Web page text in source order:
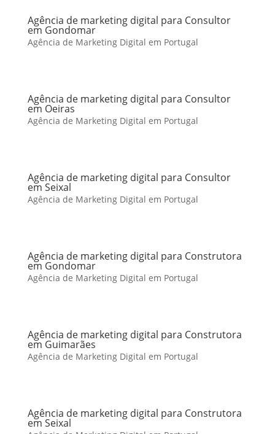
Agência de marketing digital para Consultor
em Gondomar
Agência de Marketing Digital em Portugal
Agência de marketing digital para Consultor
em Oeiras
Agência de Marketing Digital em Portugal
Agência de marketing digital para Consultor
em Seixal
Agência de Marketing Digital em Portugal
Agência de marketing digital para Construtora
em Gondomar
Agência de Marketing Digital em Portugal
Agência de marketing digital para Construtora
em Guimarães
Agência de Marketing Digital em Portugal
Agência de marketing digital para Construtora
em Seixal